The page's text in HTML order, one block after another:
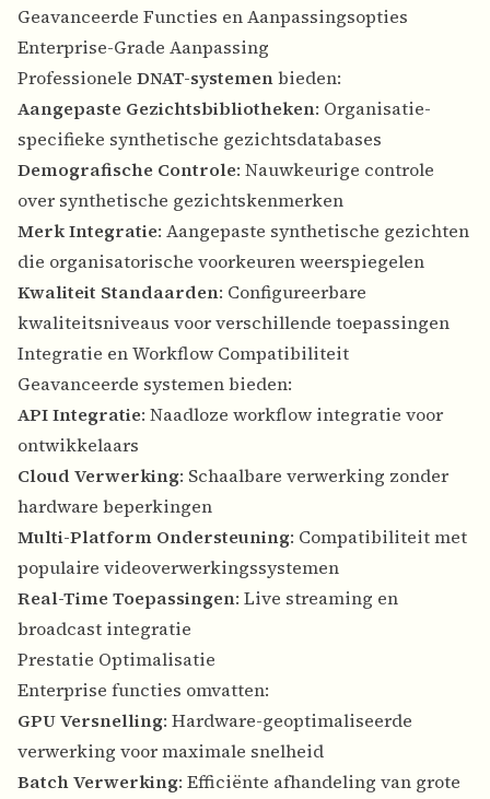
Geavanceerde Functies en Aanpassingsopties
Enterprise-Grade Aanpassing
Professionele DNAT-systemenbieden:
Aangepaste Gezichtsbibliotheken: Organisatie-
specifieke synthetische gezichtsdatabases
Demografische Controle: Nauwkeurige controle
over synthetische gezichtskenmerken
Merk Integratie: Aangepaste synthetische gezichten
die organisatorische voorkeuren weerspiegelen
Kwaliteit Standaarden: Configureerbare
kwaliteitsniveaus voor verschillende toepassingen
Integratie en Workflow Compatibiliteit
Geavanceerde systemen bieden:
API Integratie: Naadloze workflow integratie voor
ontwikkelaars
Cloud Verwerking: Schaalbare verwerking zonder
hardware beperkingen
Multi-Platform Ondersteuning: Compatibiliteit met
populaire videoverwerkingssystemen
Real-Time Toepassingen: Live streaming en
broadcast integratie
Prestatie Optimalisatie
Enterprise functies omvatten:
GPU Versnelling: Hardware-geoptimaliseerde
verwerking voor maximale snelheid
Batch Verwerking: Efficiënte afhandeling van grote